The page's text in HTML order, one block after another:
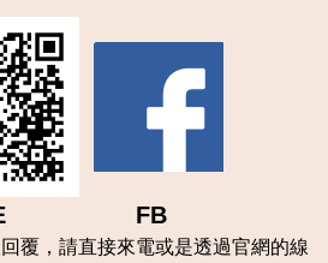
FB
覆，請直接來電或是透過官網的線